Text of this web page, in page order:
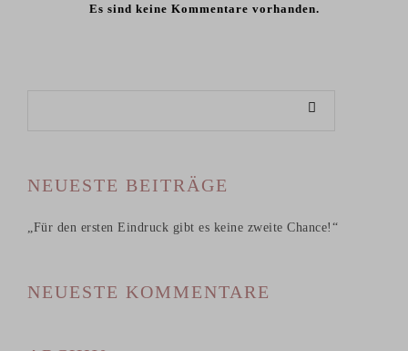
Es sind keine Kommentare vorhanden.
NEUESTE BEITRÄGE
„Für den ersten Eindruck gibt es keine zweite Chance!“
NEUESTE KOMMENTARE